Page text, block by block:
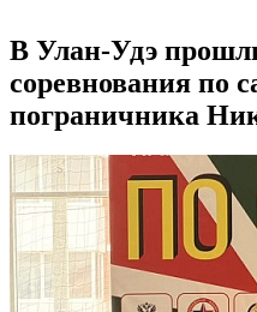
В Улан-Удэ
соревнования по
пограничника